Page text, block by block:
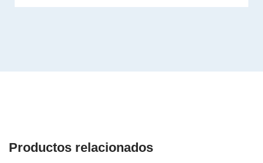
Productos relacionados